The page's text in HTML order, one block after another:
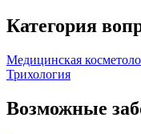
Категория
Медицинская
Трихология
Возможные